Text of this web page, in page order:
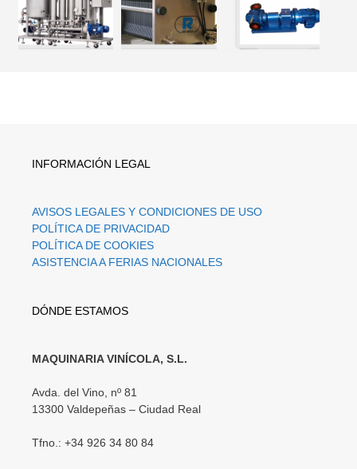
INFORMACIÓN LEGAL
AVISOS LEGALES Y CONDICIONES DE USO
POLÍTICA DE PRIVACIDAD
POLÍTICA DE COOKIES
ASISTENCIA A FERIAS NACIONALES
DÓNDE ESTAMOS
MAQUINARIA VINÍCOLA, S.L.
Avda. del Vino, nº 81
13300 Valdepeñas – Ciudad Real
Tfno.: +34 926 34 80 84